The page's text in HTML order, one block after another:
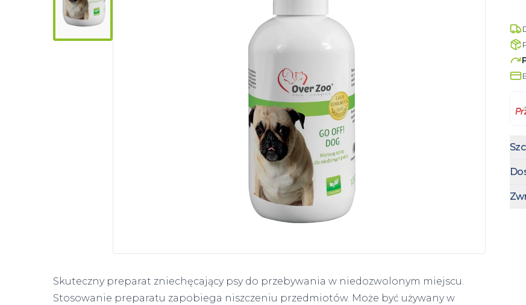
Skuteczny preparat zniechęcający psy do przebywania w niedozwolonym miejscu.
Stosowanie preparatu zapobiega niszczeniu przedmiotów. Może być używany w